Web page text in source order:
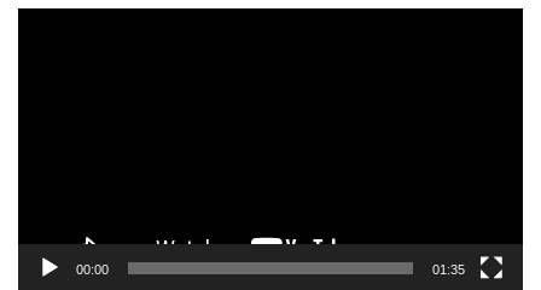
00:00 01:35